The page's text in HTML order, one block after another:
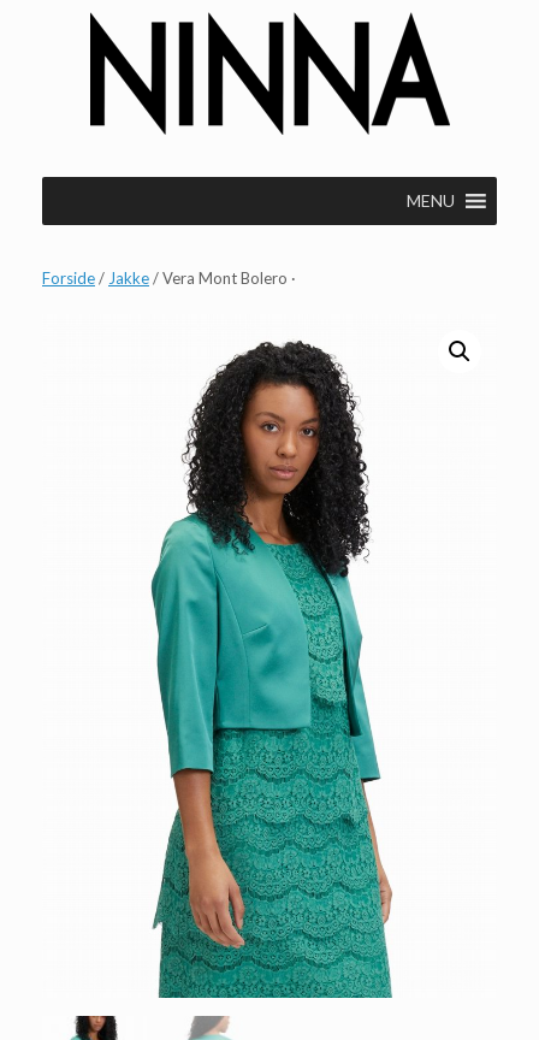
MENU
Forside/ Jakke/ Vera Mont Bolero ·